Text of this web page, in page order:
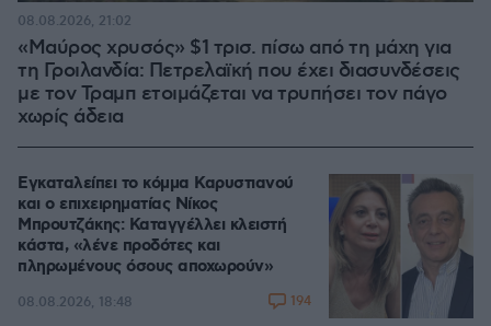
«Μαύρος χρυσός» $1 τρισ. πίσω από τη μάχη για
τη Γροιλανδία: Πετρελαϊκή που έχει διασυνδέσεις
με τον Τραμπ ετοιμάζεται να τρυπήσει τον πάγο
χωρίς άδεια
08.08.2026, 21:02
Εγκαταλείπει το κόμμα Καρυστιανού
και ο επιχειρηματίας Νίκος
Μπρουτζάκης: Καταγγέλλει κλειστή
κάστα, «λένε προδότες και
πληρωμένους όσους αποχωρούν»
08.08.2026, 18:48 194